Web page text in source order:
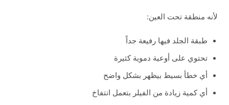
لأنه منطقة تحت العين:
طبقة الجلد فيها رفيعة جداً
تحتوي على أوعية دموية كثيرة
أي خطأ بسيط بيظهر بشكل واضح
أي كمية زيادة من الفيلر بتعمل انتفاخ